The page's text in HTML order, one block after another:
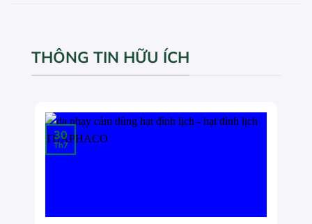
THÔNG TIN HỮU ÍCH
30
Th7